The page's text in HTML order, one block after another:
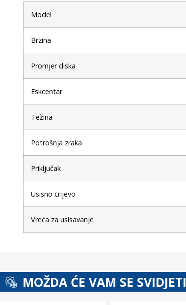
Model
Brzina
Promjer diska
Eskcentar
Težina
Potrošnja zraka
Priključak
Usisno crijevo
Vreća za usisavanje
MOŽDA ĆE VAM SE SVIDJETI